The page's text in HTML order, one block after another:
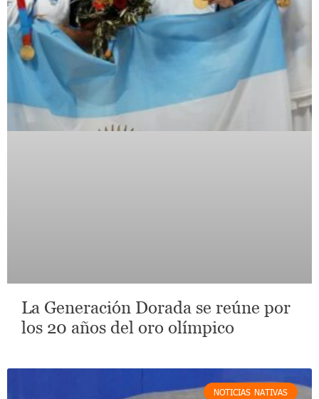
La Generación Dorada se reúne por
los 20 años del oro olímpico
NOTICIAS NATIVAS